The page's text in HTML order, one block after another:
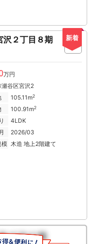
新着
沢２丁目８期
万円
瀬谷区宮沢2
105.11m2
100.91m2
4LDK
2026/03
模 木造 地上2階建て